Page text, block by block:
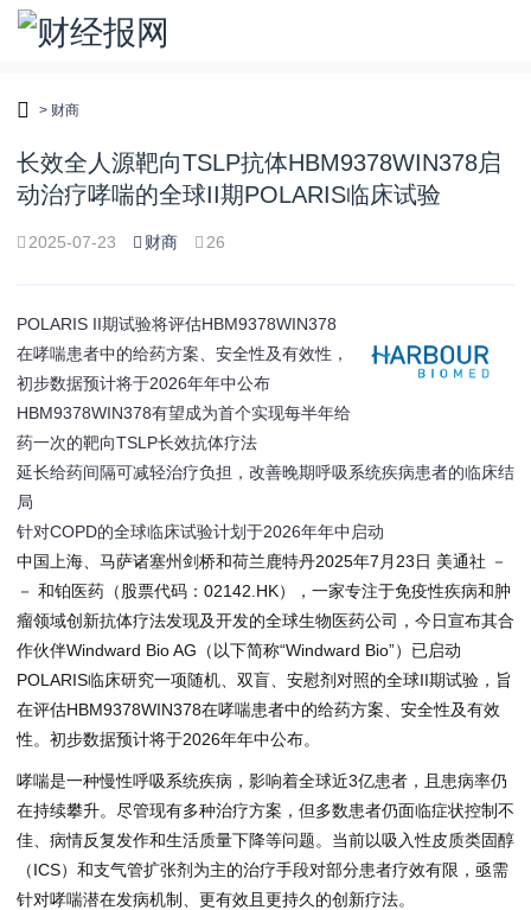
> 财商
长效全人源靶向TSLP抗体HBM9378WIN378启
动治疗哮喘的全球II期POLARIS临床试验
2025-07-23 财商 26
POLARIS II期试验将评估HBM9378WIN378
在哮喘患者中的给药方案、安全性及有效性，
初步数据预计将于2026年年中公布
HBM9378WIN378有望成为首个实现每半年给
药一次的靶向TSLP长效抗体疗法
延长给药间隔可减轻治疗负担，改善晚期呼吸系统疾病患者的临床结
局
针对COPD的全球临床试验计划于2026年年中启动
中国上海、马萨诸塞州剑桥和荷兰鹿特丹2025年7月23日 美通社 －
－ 和铂医药（股票代码：02142.HK），一家专注于免疫性疾病和肿
瘤领域创新抗体疗法发现及开发的全球生物医药公司，今日宣布其合
作伙伴Windward Bio AG（以下简称“Windward Bio”）已启动
POLARIS临床研究一项随机、双盲、安慰剂对照的全球II期试验，旨
在评估HBM9378WIN378在哮喘患者中的给药方案、安全性及有效
性。初步数据预计将于2026年年中公布。
哮喘是一种慢性呼吸系统疾病，影响着全球近3亿患者，且患病率仍
在持续攀升。尽管现有多种治疗方案，但多数患者仍面临症状控制不
佳、病情反复发作和生活质量下降等问题。当前以吸入性皮质类固醇
（ICS）和支气管扩张剂为主的治疗手段对部分患者疗效有限，亟需
针对哮喘潜在发病机制、更有效且更持久的创新疗法。